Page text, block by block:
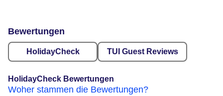
Bewertungen
HolidayCheck TUI Guest Reviews
HolidayCheck Bewertungen
Woher stammen die Bewertungen?